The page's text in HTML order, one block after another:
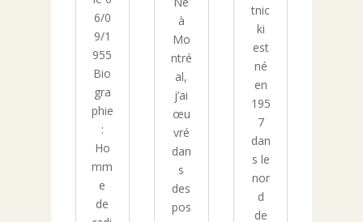
6/0
9/1
955
Bio
gra
phie
:
Ho
mm
e
de
à
Mo
ntré
al,
j’ai
œu
vré
dan
s
des
pos
tnic
ki
est
né
en
195
7
dan
s le
nor
d
de